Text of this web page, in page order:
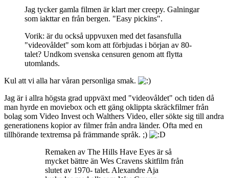
Jag tycker gamla filmen är klart mer creepy. Galningar
som iakttar en från bergen. "Easy pickins".
Vorik: är du också uppvuxen med det fasansfulla
"videovåldet" som kom att förbjudas i början av 80-
talet? Undkom svenska censuren genom att flytta
utomlands.
Kul att vi alla har våran personliga smak.
Jag är i allra högsta grad uppväxt med "videovåldet" och tiden då
man hyrde en moviebox och ett gäng oklippta skräckfilmer från
bolag som Video Invest och Walthers Video, eller sökte sig till andra
generationens kopior av filmer från andra länder. Ofta med en
tillhörande textremsa på främmande språk. ;)
Remaken av The Hills Have Eyes är så
mycket bättre än Wes Cravens skitfilm från
slutet av 1970- talet. Alexandre Aja